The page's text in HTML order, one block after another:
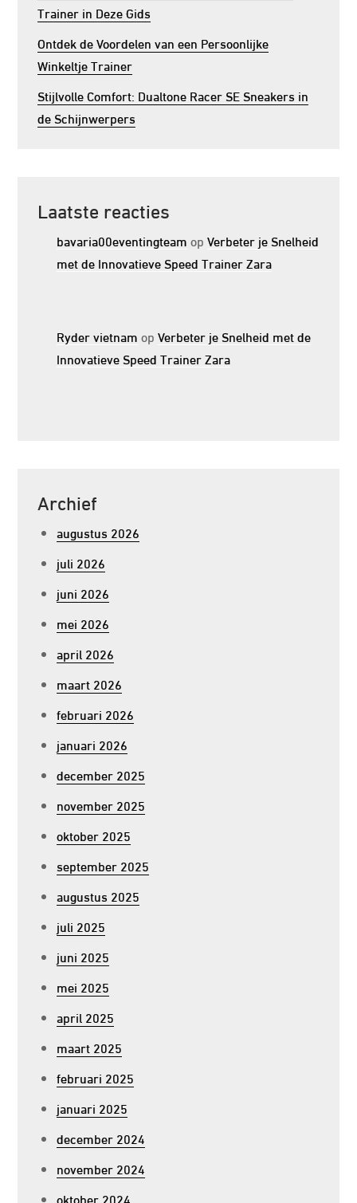
Trainer in Deze Gids
Ontdek de Voordelen van een Persoonlijke
Winkeltje Trainer
Stijlvolle Comfort: Dualtone Racer SE Sneakers in
de Schijnwerpers
Laatste reacties
bavaria00eventingteam opVerbeter je Snelheid
met de Innovatieve Speed Trainer Zara
Ryder vietnam opVerbeter je Snelheid met de
Innovatieve Speed Trainer Zara
Archief
augustus 2026
juli 2026
juni 2026
mei 2026
april 2026
maart 2026
februari 2026
januari 2026
december 2025
november 2025
oktober 2025
september 2025
augustus 2025
juli 2025
juni 2025
mei 2025
april 2025
maart 2025
februari 2025
januari 2025
december 2024
november 2024
oktober 2024